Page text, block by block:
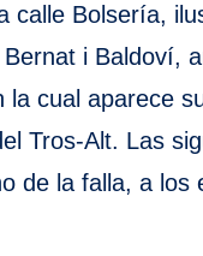
calle Bolsería,
i Baldoví,
cual aparece
Tros-Alt. Las
de la falla, a